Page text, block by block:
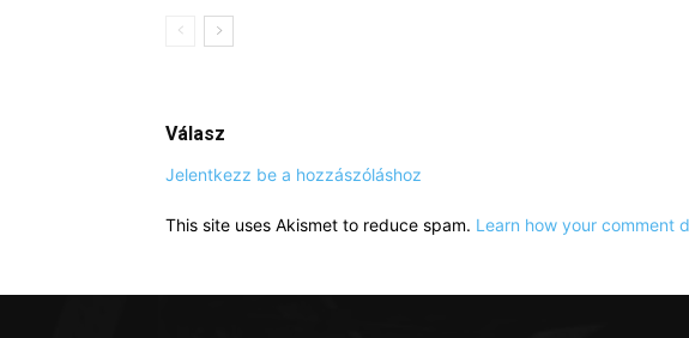
Válasz
Jelentkezz be a hozzászóláshoz
This site uses Akismet to reduce spam. Learn how your comment